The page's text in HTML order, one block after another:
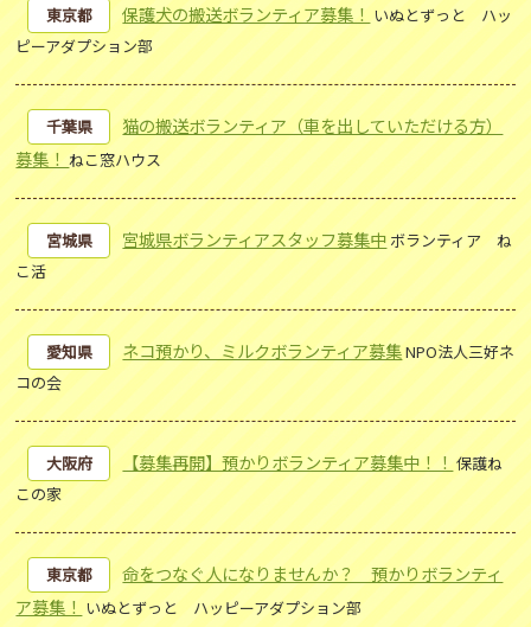
東京都 保護犬の搬送ボランティア募集！ いぬとずっと ハッ
ピーアダプション部
千葉県
猫の搬送ボランティア（車を出していただける方）
募集！ねこ窓ハウス
宮城県 宮城県ボランティアスタッフ募集中 ボランティア ね
こ活
愛知県 ネコ預かり、ミルクボランティア募集NPO法人三好ネ
コの会
大阪府 【募集再開】預かりボランティア募集中！！ 保護ね
この家
東京都
命をつなぐ人になりませんか？ 預かりボランティ
ア募集！ いぬとずっと ハッピーアダプション部